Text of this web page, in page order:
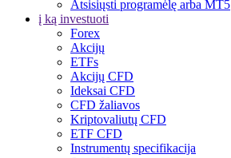
Atsisiųsti programėlę arba MT5
į ką investuoti
Forex
Akcijų
ETFs
Akcijų CFD
Ideksai CFD
CFD žaliavos
Kriptovaliutų CFD
ETF CFD
Instrumentų specifikacija